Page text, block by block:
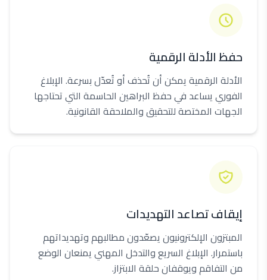
حفظ الأدلة الرقمية
الأدلة الرقمية يمكن أن تُحذف أو تُعدّل بسرعة. الإبلاغ
الفوري يساعد في حفظ البراهين الحاسمة التي تحتاجها
الجهات المختصة للتحقيق والملاحقة القانونية.
إيقاف تصاعد التهديدات
المبتزون الإلكترونيون يصعّدون مطالبهم وتهديداتهم
باستمرار. الإبلاغ السريع والتدخل المهني يمنعان الوضع
من التفاقم ويوقفان حلقة الابتزاز.